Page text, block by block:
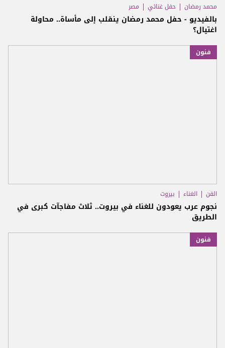
محمد رمضان حفل غنائي مصر
بالفيديو - حفل محمد رمضان ينقلب إلى مأساة.. محاولة
اغتيال؟
فنون
الفن الغناء بيروت
نجوم عرب يعودون للغناء في بيروت.. ثلاث مفاجآت كبرى في
الطريق
فنون